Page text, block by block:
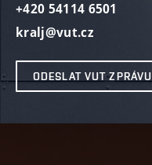
+420 54114 6501
kralj@vut.cz
ODESLAT VUT ZPRÁVU